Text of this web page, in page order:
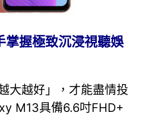
握極致沉浸視聽娛
大越好」，才能盡情投
M13具備6.6吋FHD+